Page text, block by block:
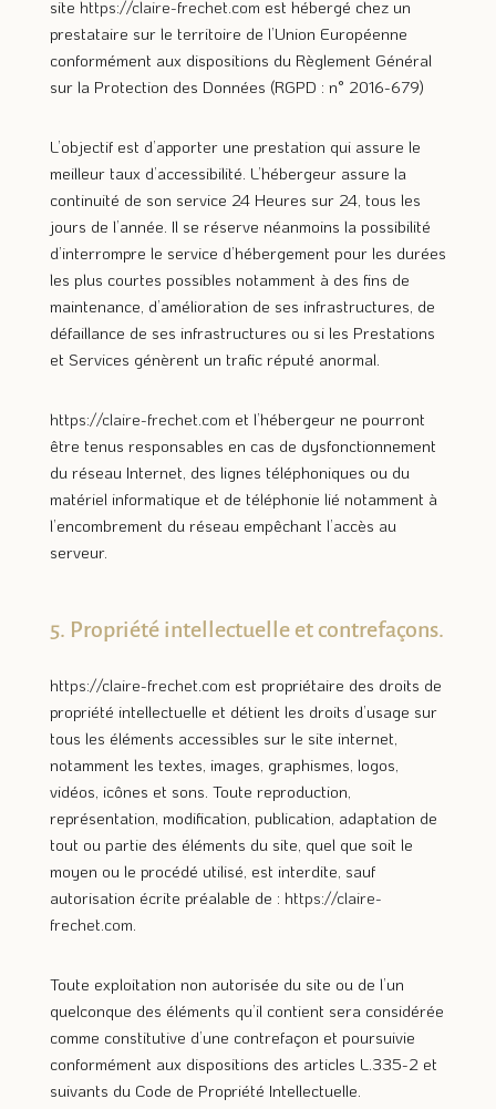
site https://claire-frechet.com est hébergé chez un
prestataire sur le territoire de l’Union Européenne
conformément aux dispositions du Règlement Général
sur la Protection des Données (RGPD : n° 2016-679)
L’objectif est d’apporter une prestation qui assure le
meilleur taux d’accessibilité. L’hébergeur assure la
continuité de son service 24 Heures sur 24, tous les
jours de l’année. Il se réserve néanmoins la possibilité
d’interrompre le service d’hébergement pour les durées
les plus courtes possibles notamment à des fins de
maintenance, d’amélioration de ses infrastructures, de
défaillance de ses infrastructures ou si les Prestations
et Services génèrent un trafic réputé anormal.
https://claire-frechet.com et l’hébergeur ne pourront
être tenus responsables en cas de dysfonctionnement
du réseau Internet, des lignes téléphoniques ou du
matériel informatique et de téléphonie lié notamment à
l’encombrement du réseau empêchant l’accès au
serveur.
5. Propriété intellectuelle et contrefaçons.
https://claire-frechet.com est propriétaire des droits de
propriété intellectuelle et détient les droits d’usage sur
tous les éléments accessibles sur le site internet,
notamment les textes, images, graphismes, logos,
vidéos, icônes et sons. Toute reproduction,
représentation, modification, publication, adaptation de
tout ou partie des éléments du site, quel que soit le
moyen ou le procédé utilisé, est interdite, sauf
autorisation écrite préalable de : https://claire-
frechet.com.
Toute exploitation non autorisée du site ou de l’un
quelconque des éléments qu’il contient sera considérée
comme constitutive d’une contrefaçon et poursuivie
conformément aux dispositions des articles L.335-2 et
suivants du Code de Propriété Intellectuelle.